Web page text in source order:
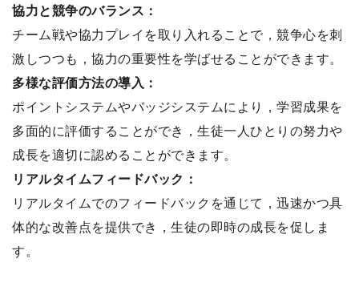
協力と競争のバランス：
チーム戦や協力プレイを取り入れることで，競争心を刺
激しつつも，協力の重要性を学ばせることができます。
多様な評価方法の導入：
ポイントシステムやバッジシステムにより，学習成果を
多面的に評価することができ，生徒一人ひとりの努力や
成長を適切に認めることができます。
リアルタイムフィードバック：
リアルタイムでのフィードバックを通じて，迅速かつ具
体的な改善点を提供でき，生徒の即時の成長を促しま
す。